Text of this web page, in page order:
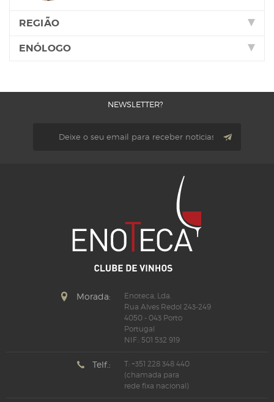
REGIÃO
ENÓLOGO
NEWSLETTER?
Morada:
Enoteca, Lda.
Rua Alves Redol 243-249
4050 - 043 Porto
Portugal
NIF.: 501 532 919
Telf.:
T: +351 228 348 440
(chamada para
rede fixa nacional)